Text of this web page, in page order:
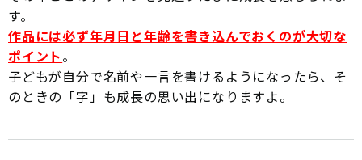
す。
作品には必ず年月日と年齢を書き込んでおくのが大切な
ポイント。
子どもが自分で名前や一言を書けるようになったら、そ
のときの「字」も成長の思い出になりますよ。